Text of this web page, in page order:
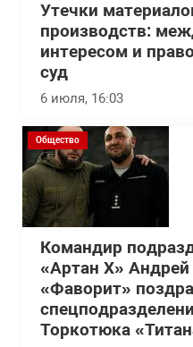
Утечки
производств:
интересом и
суд
6 июля, 16:03
Общество
Командир
«Артан Х»
«Фаворит»
Торкотюка